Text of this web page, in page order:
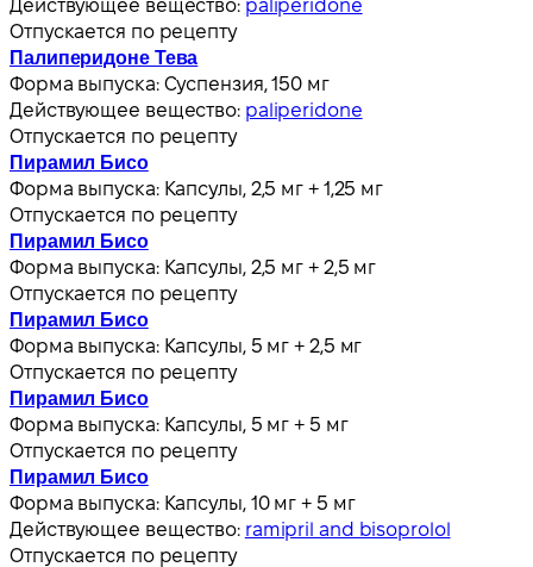
Действующее вещество: paliperidone
Отпускается по рецепту
Палиперидоне Тева
Форма выпуска: Суспензия, 150 мг
Действующее вещество: paliperidone
Отпускается по рецепту
Пирамил Бисо
Форма выпуска: Капсулы, 2,5 мг + 1,25 мг
Отпускается по рецепту
Пирамил Бисо
Форма выпуска: Капсулы, 2,5 мг + 2,5 мг
Отпускается по рецепту
Пирамил Бисо
Форма выпуска: Капсулы, 5 мг + 2,5 мг
Отпускается по рецепту
Пирамил Бисо
Форма выпуска: Капсулы, 5 мг + 5 мг
Отпускается по рецепту
Пирамил Бисо
Форма выпуска: Капсулы, 10 мг + 5 мг
Действующее вещество: ramipril and bisoprolol
Отпускается по рецепту